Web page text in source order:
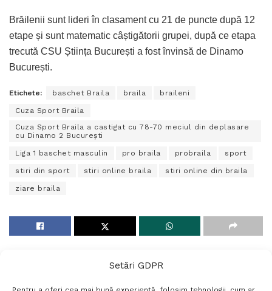
Setări GDPR
Brăilenii sunt lideri în clasament cu 21 de puncte după 12
etape și sunt matematic câștigătorii grupei, după ce etapa
trecută CSU Știința București a fost învinsă de Dinamo
București.
Etichete: baschet Braila braila braileni
Cuza Sport Braila
Cuza Sport Braila a castigat cu 78-70 meciul din deplasare
cu Dinamo 2 București
Liga 1 baschet masculin pro braila probraila sport
stiri din sport stiri online braila stiri online din braila
ziare braila